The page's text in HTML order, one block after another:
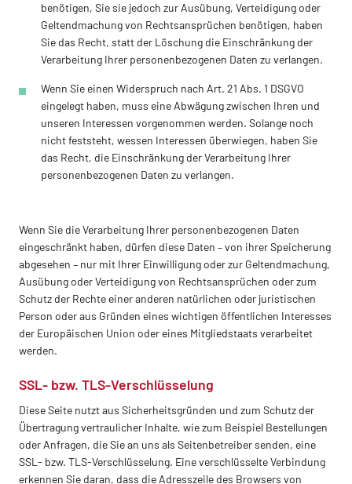
benötigen, Sie sie jedoch zur Ausübung, Verteidigung oder
Geltendmachung von Rechtsansprüchen benötigen, haben
Sie das Recht, statt der Löschung die Einschränkung der
Verarbeitung Ihrer personenbezogenen Daten zu verlangen.
Wenn Sie einen Widerspruch nach Art. 21 Abs. 1 DSGVO
eingelegt haben, muss eine Abwägung zwischen Ihren und
unseren Interessen vorgenommen werden. Solange noch
nicht feststeht, wessen Interessen überwiegen, haben Sie
das Recht, die Einschränkung der Verarbeitung Ihrer
personenbezogenen Daten zu verlangen.
Wenn Sie die Verarbeitung Ihrer personenbezogenen Daten
eingeschränkt haben, dürfen diese Daten – von ihrer Speicherung
abgesehen – nur mit Ihrer Einwilligung oder zur Geltendmachung,
Ausübung oder Verteidigung von Rechtsansprüchen oder zum
Schutz der Rechte einer anderen natürlichen oder juristischen
Person oder aus Gründen eines wichtigen öffentlichen Interesses
der Europäischen Union oder eines Mitgliedstaats verarbeitet
werden.
SSL- bzw. TLS-Verschlüsselung
Diese Seite nutzt aus Sicherheitsgründen und zum Schutz der
Übertragung vertraulicher Inhalte, wie zum Beispiel Bestellungen
oder Anfragen, die Sie an uns als Seitenbetreiber senden, eine
SSL- bzw. TLS-Verschlüsselung. Eine verschlüsselte Verbindung
erkennen Sie daran, dass die Adresszeile des Browsers von